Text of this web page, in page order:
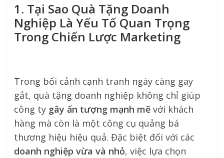
1. Tại Sao Quà Tặng Doanh
Nghiệp Là Yếu Tố Quan Trọng
Trong Chiến Lược Marketing
Trong bối cảnh cạnh tranh ngày càng gay
gắt, quà tặng doanh nghiệp không chỉ giúp
công ty gây ấn tượng mạnh mẽ với khách
hàng mà còn là một công cụ quảng bá
thương hiệu hiệu quả. Đặc biệt đối với các
doanh nghiệp vừa và nhỏ, việc lựa chọn